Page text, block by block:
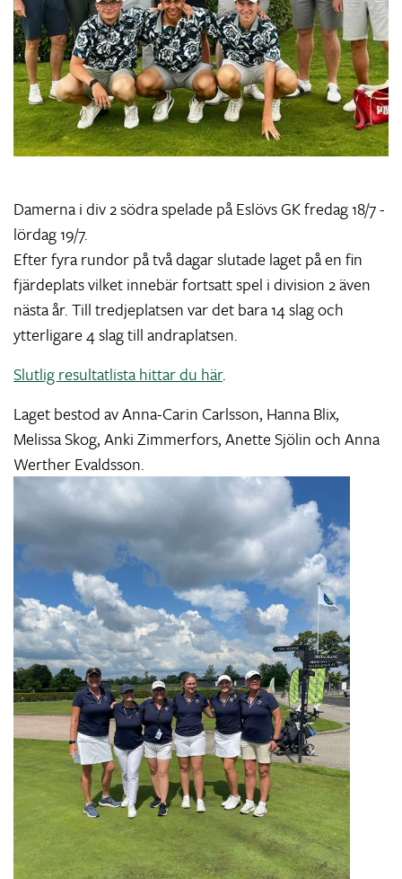
Damerna i div 2 södra spelade på Eslövs GK fredag 18/7 -
lördag 19/7.
Efter fyra rundor på två dagar slutade laget på en fin
fjärdeplats vilket innebär fortsatt spel i division 2 även
nästa år. Till tredjeplatsen var det bara 14 slag och
ytterligare 4 slag till andraplatsen.
Slutlig resultatlista hittar du här.
Laget bestod av Anna-Carin Carlsson, Hanna Blix,
Melissa Skog, Anki Zimmerfors, Anette Sjölin och Anna
Werther Evaldsson.